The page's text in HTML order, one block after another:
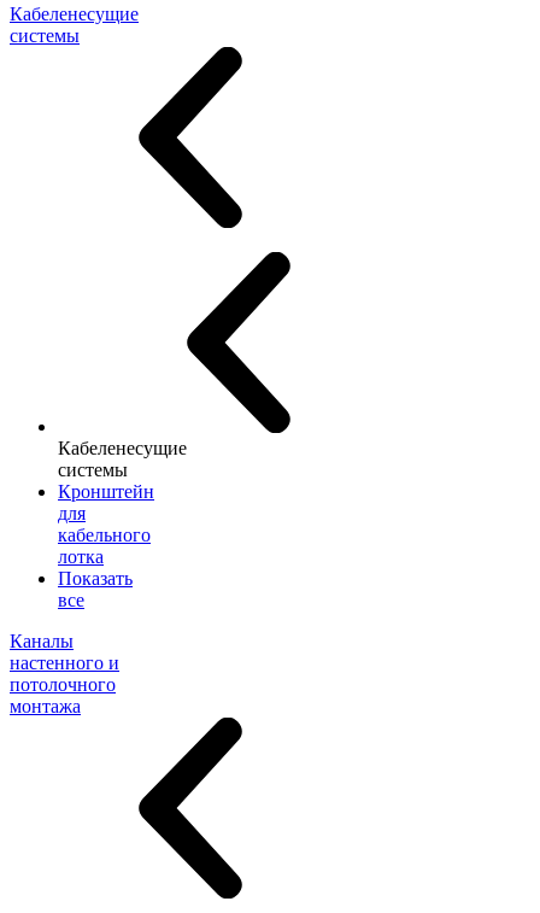
Кабеленесущие
системы
Кабеленесущие
системы
Кронштейн
для
кабельного
лотка
Показать
все
Каналы
настенного и
потолочного
монтажа